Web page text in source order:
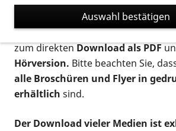
verschiedenen Formaten
postalischen Bestellung als
zum direktenDownload als PDF
Hörversion. Bitte beachten Sie,
alle Broschüren und Flyer in
erhältlich sind.
Der Download vieler Medien ist
Auswahl bestätigen